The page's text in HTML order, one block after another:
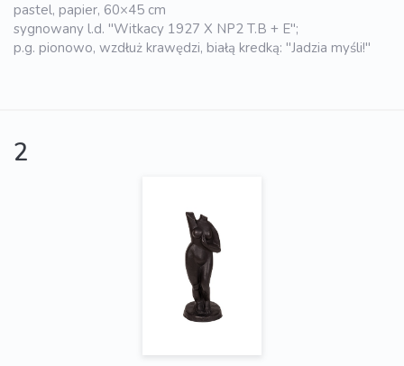
pastel, papier, 60×45 cm
sygnowany l.d. "Witkacy 1927 X NP2 T.B + E";
p.g. pionowo, wzdłuż krawędzi, białą kredką: "Jadzia myśli!"
2